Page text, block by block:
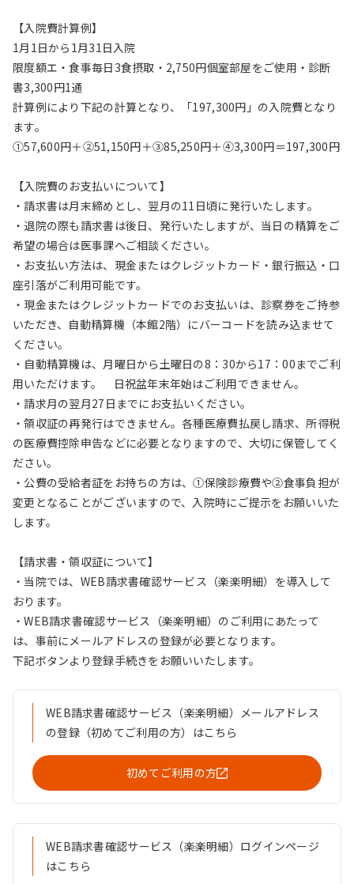
【入院費計算例】
1月1日から1月31日入院
限度額エ・食事毎日3食摂取・2,750円個室部屋をご使用・診断
書3,300円1通
計算例により下記の計算となり、「197,300円」の入院費となり
ます。
①57,600円＋②51,150円＋③85,250円＋④3,300円＝197,300円
【入院費のお支払いについて】
・請求書は月末締めとし、翌月の11日頃に発行いたします。
・退院の際も請求書は後日、発行いたしますが、当日の精算をご
希望の場合は医事課へご相談ください。
・お支払い方法は、現金またはクレジットカード・銀行振込・口
座引落がご利用可能です。
・現金またはクレジットカードでのお支払いは、診察券をご持参
いただき、自動精算機（本館2階）にバーコードを読み込ませて
ください。
・自動精算機は、月曜日から土曜日の8：30から17：00までご利
用いただけます。 日祝盆年末年始はご利用できません。
・請求月の翌月27日までにお支払いください。
・領収証の再発行はできません。各種医療費払戻し請求、所得税
の医療費控除申告などに必要となりますので、大切に保管してく
ださい。
・公費の受給者証をお持ちの方は、①保険診療費や②食事負担が
変更となることがございますので、入院時にご提示をお願いいた
します。
【請求書・領収証について】
・当院では、WEB請求書確認サービス（楽楽明細）を導入して
おります。
・WEB請求書確認サービス（楽楽明細）のご利用にあたって
は、事前にメールアドレスの登録が必要となります。
下記ボタンより登録手続きをお願いいたします。
WEB請求書確認サービス（楽楽明細）メールアドレス
の登録（初めてご利用の方）はこちら
初めてご利用の方
WEB請求書確認サービス（楽楽明細）ログインページ
はこちら